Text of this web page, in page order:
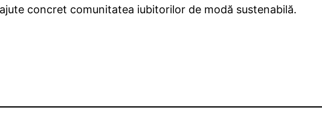
concret comunitatea iubitorilor de modă sustenabilă.